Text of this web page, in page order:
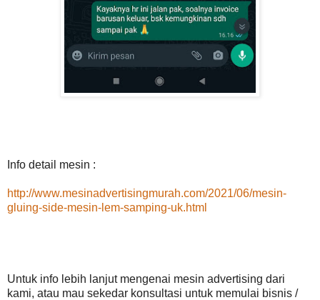
Info detail mesin :
http://www.mesinadvertisingmurah.com/2021/06/mesin-
gluing-side-mesin-lem-samping-uk.html
Untuk info lebih lanjut mengenai mesin advertising dari
kami, atau mau sekedar konsultasi untuk memulai bisnis /